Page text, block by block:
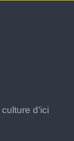
d’ici